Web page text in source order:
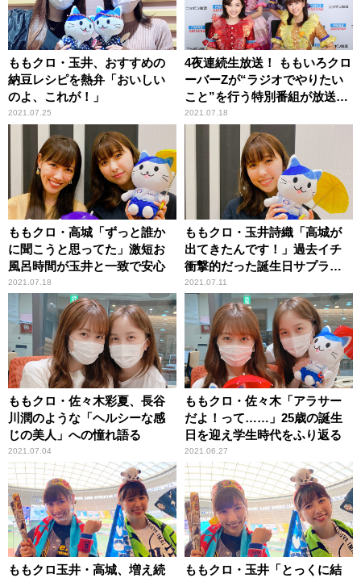
ももクロ・玉井、おすすめの
納豆レシピを熱弁「おいしい
のよ、これが！」
2021.07.25
4夜連続生放送！ ももいろクロ
ーバーZが“ラジオでやりたい
こと”を行う特別番組が放送決
定！
2021.07.18
ももクロ・高城「ずっと誰か
に聞こうと思ってた」激短お
風呂時間が玉井と一致で安心
2021.07.18
ももクロ・玉井詩織「高城が
出てきたんです！」過去イチ
衝撃的だった誕生日サプライ
ズを振り返る
2021.07.11
ももクロ・佐々木彩夏、長谷
川潤のような「ヘルシーな感
じの美人」への憧れ語る
2021.07.04
ももクロ・佐々木「アラサー
だよ！って……」25歳の誕生
日を迎え学生時代をふり返る
2021.06.27
ももクロ玉井・高城、増え続
ももクロ・玉井「とっくに結